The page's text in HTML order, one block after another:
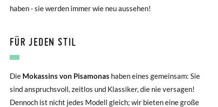
haben - sie werden immer wie neu aussehen!
FÜR JEDEN STIL
Die Mokassins von Pisamonas haben eines gemeinsam: Sie
sind anspruchsvoll, zeitlos und Klassiker, die nie versagen!
Dennoch ist nicht jedes Modell gleich; wir bieten eine große